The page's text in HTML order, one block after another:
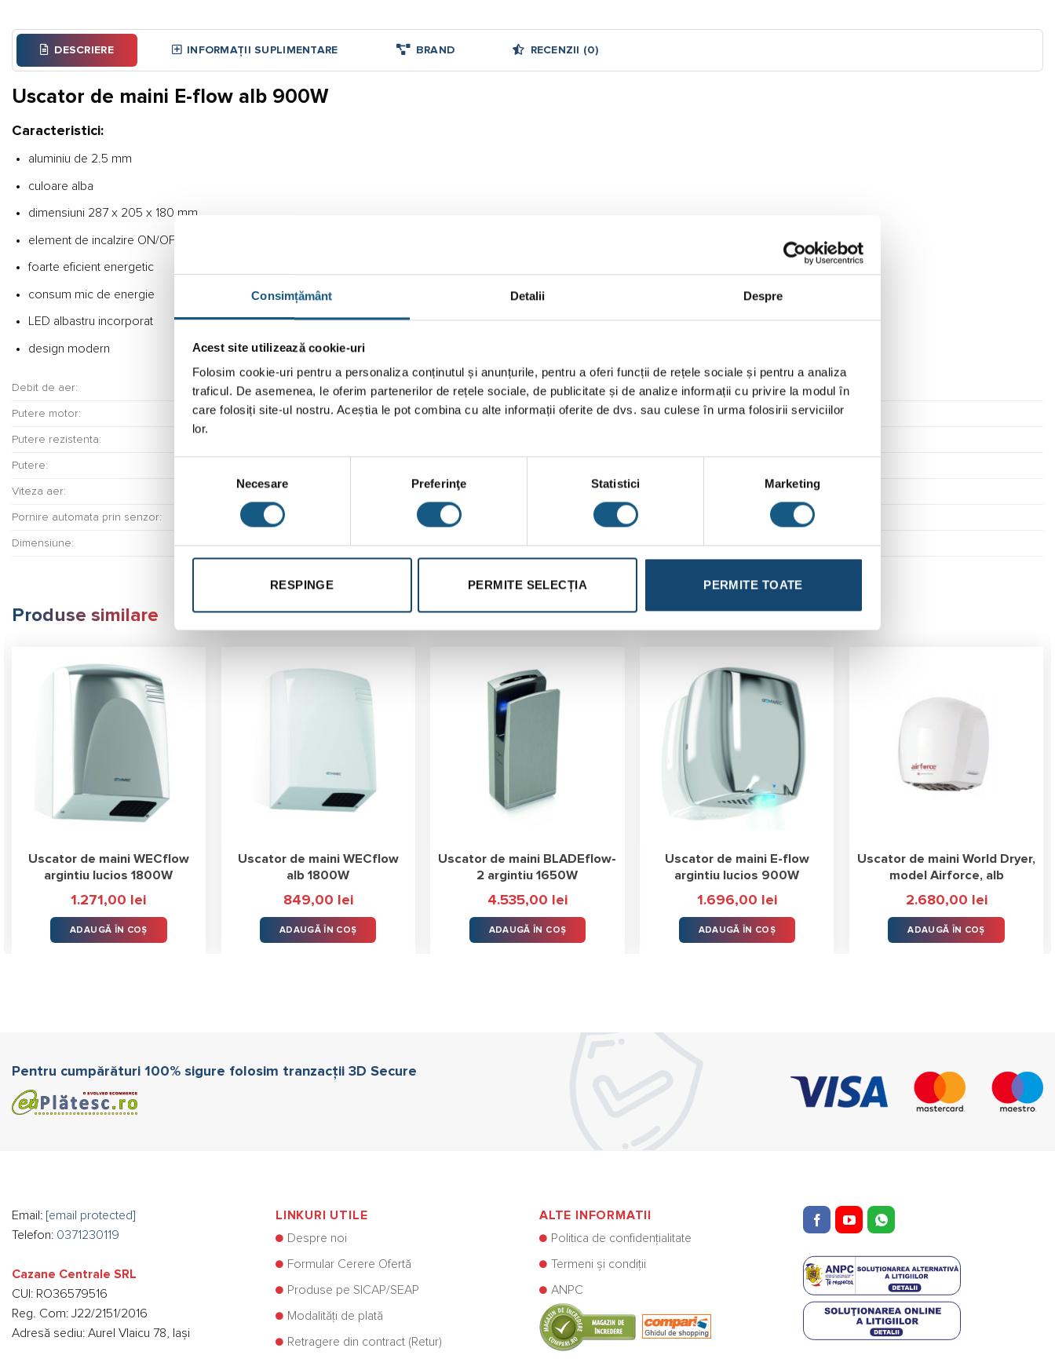
Consimțământ Detalii Despre
Acest site utilizează cookie-uri
Folosim cookie-uri pentru a personaliza conținutul și anunțurile, pentru a oferi funcții de rețele sociale și pentru a analiza
traficul. De asemenea, le oferim partenerilor de rețele sociale, de publicitate și de analize informații cu privire la modul în
care folosiți site-ul nostru. Aceștia le pot combina cu alte informații oferite de dvs. sau culese în urma folosirii serviciilor
lor.
consimțământului
Necesare Preferinţe Statistici Marketing
RESPINGE PERMITE SELECȚIA PERMITE TOATE
DESCRIERE INFORMAȚII SUPLIMENTARE BRAND RECENZII (0)
Uscator de maini E-flow alb 900W
Caracteristici:
aluminiu de 2.5 mm
culoare alba
dimensiuni 287 x 205 x 180 mm
element de incalzire ON/OFF
foarte eficient energetic
consum mic de energie
LED albastru incorporat
design modern
Debit de aer: 140 m³/h
Putere motor: 650 W
Putere rezistenta:
Putere:
Viteza aer: 230 km/h
Pornire automata prin senzor: Da
Dimensiune: 287 x 205 x 180 mm
Produse similare
Uscator de maini WECflow
argintiu lucios 1800W
1.271,00 lei
ADAUGĂ ÎN COȘ
Uscator de maini WECflow
alb 1800W
849,00 lei
ADAUGĂ ÎN COȘ
Uscator de maini BLADEflow-
2 argintiu 1650W
4.535,00 lei
ADAUGĂ ÎN COȘ
Uscator de maini E-flow
argintiu lucios 900W
1.696,00 lei
ADAUGĂ ÎN COȘ
Uscator de maini World Dryer,
model Airforce, alb
2.680,00 lei
ADAUGĂ ÎN COȘ
Pentru cumpărături 100% sigure folosim tranzacții 3D Secure
Email: [email protected]
Telefon: 0371230119
Cazane Centrale SRL
CUI: RO36579516
Reg. Com: J22/2151/2016
Adresă sediu: Aurel Vlaicu 78, Iași
LINKURI UTILE
Despre noi
Formular Cerere Ofertă
Produse pe SICAP/SEAP
Modalități de plată
Retragere din contract (Retur)
ALTE INFORMATII
Politica de confidențialitate
Termeni și condiții
ANPC